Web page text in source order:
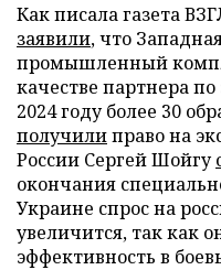
Как писала газета
заявили, что
промышленный
качестве партнера
2024 году более 30
получилиправо на
России Сергей Шойгу
окончания
Украине спрос на
увеличится, так как
эффективность в